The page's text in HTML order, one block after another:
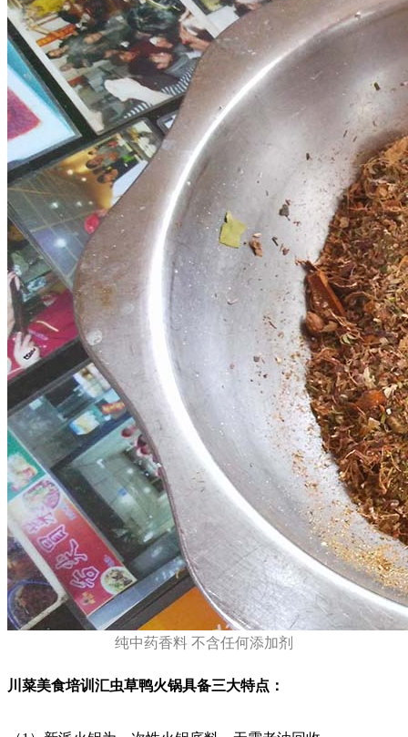
纯中药香料 不含任何添加剂
川菜美食培训汇虫草鸭火锅具备三大特点：